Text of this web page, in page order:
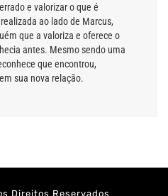
e valorizar o que é
ao lado de Marcus,
que a valoriza e oferece o
antes. Mesmo sendo uma
que encontrou,
sua nova relação.
Direitos Reservados